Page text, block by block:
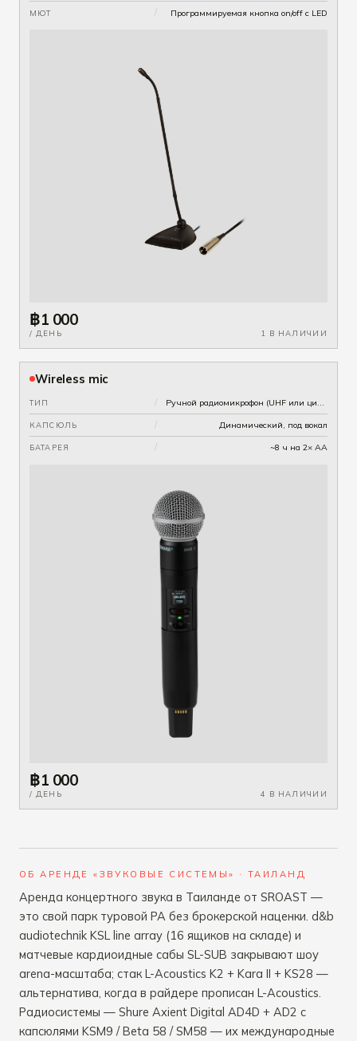
МЮТ / Программируемая кнопка on/off с LED
฿1 000
/ ДЕНЬ 1 В НАЛИЧИИ
Wireless mic
ТИП / Ручной радиомикрофон (UHF или цифра — по наличию)
КАПСЮЛЬ / Динамический, под вокал
БАТАРЕЯ / ~8 ч на 2× AA
฿1 000
/ ДЕНЬ 4 В НАЛИЧИИ
ОБ АРЕНДЕ «ЗВУКОВЫЕ СИСТЕМЫ» · ТАИЛАНД
Аренда концертного звука в Таиланде от SROAST —
это свой парк туровой PA без брокерской наценки. d&b
audiotechnik KSL line array (16 ящиков на складе) и
матчевые кардиоидные сабы SL-SUB закрывают шоу
arena-масштаба; стак L-Acoustics K2 + Kara II + KS28 —
альтернатива, когда в райдере прописан L-Acoustics.
Радиосистемы — Shure Axient Digital AD4D + AD2 с
капсюлями KSM9 / Beta 58 / SM58 — их международные